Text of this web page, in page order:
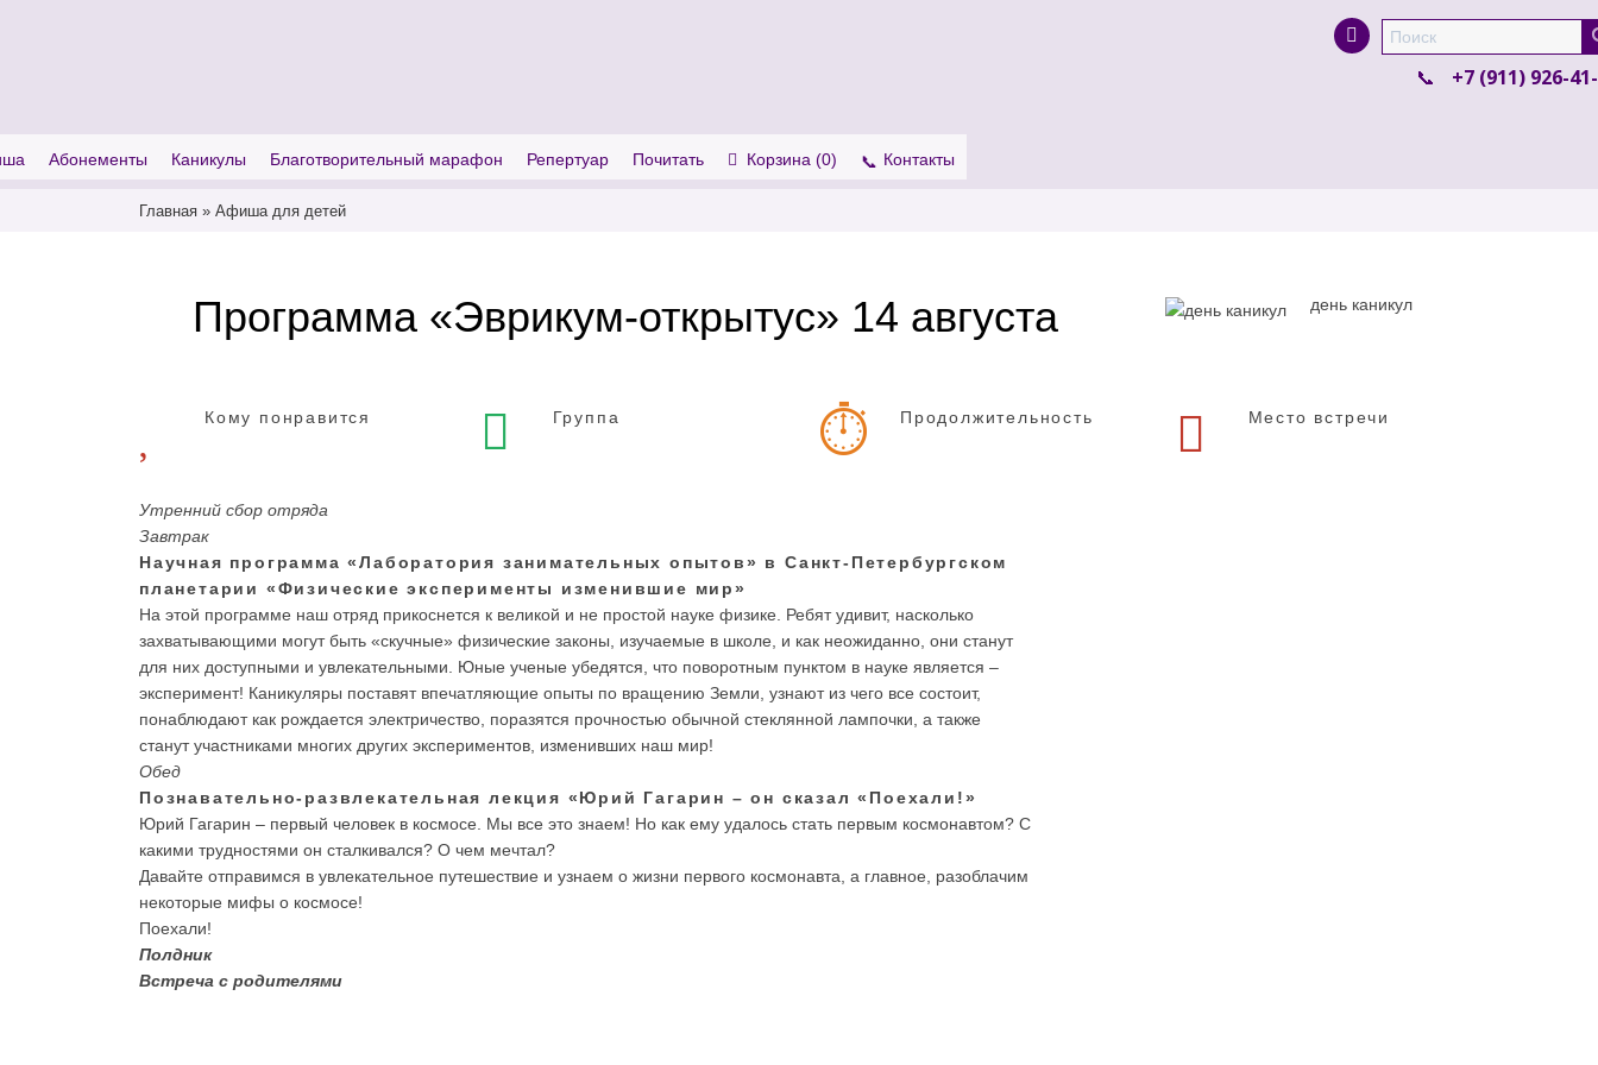
+7 (911) 926-
Абонементы Каникулы Благотворительный марафон Репертуар Почитать Корзина (0) Контакты
Главная » Афиша для детей
Программа «Эврикум-открытус» 14 августа день каникул
Кому понравится Группа Продолжительность Место встречи
Утренний сбор отряда
Завтрак
Научная программа «Лаборатория занимательных опытов» в Санкт-Петербургском
планетарии «Физические эксперименты изменившие мир»
На этой программе наш отряд прикоснется к великой и не простой науке физике. Ребят удивит, насколько
захватывающими могут быть «скучные» физические законы, изучаемые в школе, и как неожиданно, они станут
для них доступными и увлекательными. Юные ученые убедятся, что поворотным пунктом в науке является –
эксперимент! Каникуляры поставят впечатляющие опыты по вращению Земли, узнают из чего все состоит,
понаблюдают как рождается электричество, поразятся прочностью обычной стеклянной лампочки, а также
станут участниками многих других экспериментов, изменивших наш мир!
Обед
Познавательно-развлекательная лекция «Юрий Гагарин – он сказал «Поехали!»
Юрий Гагарин – первый человек в космосе. Мы все это знаем! Но как ему удалось стать первым космонавтом? С
какими трудностями он сталкивался? О чем мечтал?
Давайте отправимся в увлекательное путешествие и узнаем о жизни первого космонавта, а главное, разоблачим
некоторые мифы о космосе!
Поехали!
Полдник
Встреча с родителями